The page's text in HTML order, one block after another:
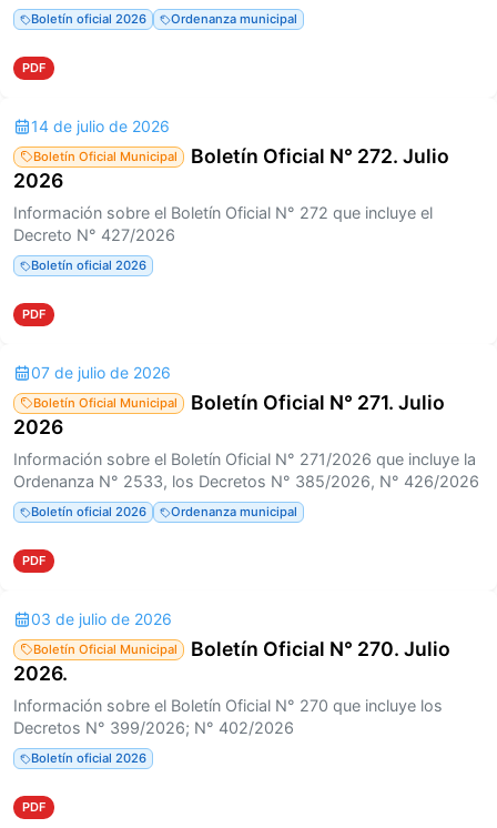
Boletín oficial 2026 Ordenanza municipal
PDF
14 de julio de 2026
Boletín Oficial Municipal
Boletín Oficial N° 272. Julio
2026
Información sobre el Boletín Oficial N° 272 que incluye el
Decreto N° 427/2026
Boletín oficial 2026
PDF
07 de julio de 2026
Boletín Oficial Municipal
Boletín Oficial N° 271. Julio
2026
Información sobre el Boletín Oficial N° 271/2026 que incluye la
Ordenanza N° 2533, los Decretos N° 385/2026, N° 426/2026
Boletín oficial 2026 Ordenanza municipal
PDF
03 de julio de 2026
Boletín Oficial Municipal
Boletín Oficial N° 270. Julio
2026.
Información sobre el Boletín Oficial N° 270 que incluye los
Decretos N° 399/2026; N° 402/2026
Boletín oficial 2026
PDF